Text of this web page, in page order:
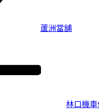
蘆洲當舖
林口機